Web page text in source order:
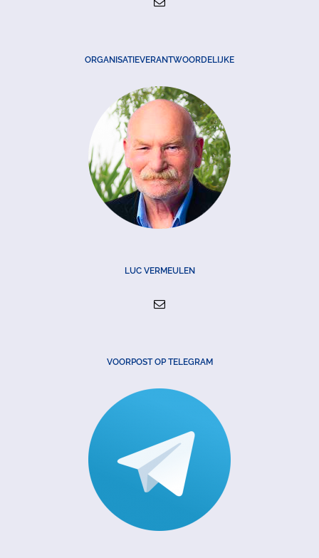
ORGANISATIEVERANTWOORDELIJKE
LUC VERMEULEN
VOORPOST OP TELEGRAM